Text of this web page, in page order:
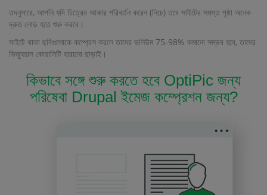
তদনুসারে, আপনি যদি চিত্রের আকার পরিবর্তন করেন (নিচে) তবে সাইটের সমস্ত পৃষ্ঠা অনেক
দ্রুত লোড হতে শুরু করবে।
সাইটে থাকা ছবিগুলোকে কম্প্রেস করলে তাদের ভলিউম 75-98% কমানো সম্ভব হবে, তাদের
ভিজ্যুয়াল কোয়ালিটি হারানো ছাড়াই।
কিভাবে সঙ্গে শুরু করতে হবে OptiPic জন্য
পরিষেবা Drupal ইমেজ কম্প্রেশন জন্য?